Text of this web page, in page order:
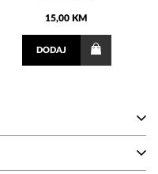
15,00 KM
DODAJ